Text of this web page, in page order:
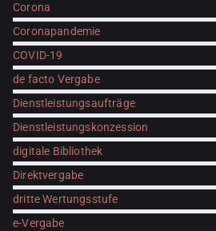
Corona
Coronapandemie
COVID-19
de facto Vergabe
Dienstleistungsaufträge
Dienstleistungskonzession
digitale Bibliothek
Direktvergabe
dritte Wertungsstufe
e-Vergabe